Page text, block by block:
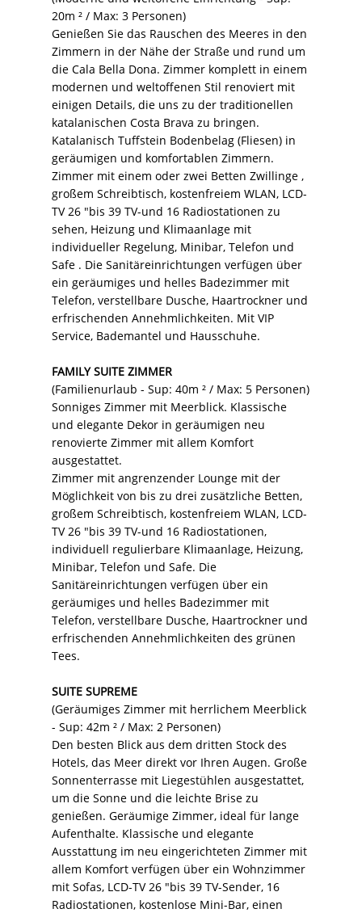
20m ² / Max: 3 Personen)
Genießen Sie das Rauschen des Meeres in den
Zimmern in der Nähe der Straße und rund um
die Cala Bella Dona. Zimmer komplett in einem
modernen und weltoffenen Stil renoviert mit
einigen Details, die uns zu der traditionellen
katalanischen Costa Brava zu bringen.
Katalanisch Tuffstein Bodenbelag (Fliesen) in
geräumigen und komfortablen Zimmern.
Zimmer mit einem oder zwei Betten Zwillinge ,
großem Schreibtisch, kostenfreiem WLAN, LCD-
TV 26 "bis 39 TV-und 16 Radiostationen zu
sehen, Heizung und Klimaanlage mit
individueller Regelung, Minibar, Telefon und
Safe . Die Sanitäreinrichtungen verfügen über
ein geräumiges und helles Badezimmer mit
Telefon, verstellbare Dusche, Haartrockner und
erfrischenden Annehmlichkeiten. Mit VIP
Service, Bademantel und Hausschuhe.
FAMILY SUITE ZIMMER
(Familienurlaub - Sup: 40m ² / Max: 5 Personen)
Sonniges Zimmer mit Meerblick. Klassische
und elegante Dekor in geräumigen neu
renovierte Zimmer mit allem Komfort
ausgestattet.
Zimmer mit angrenzender Lounge mit der
Möglichkeit von bis zu drei zusätzliche Betten,
großem Schreibtisch, kostenfreiem WLAN, LCD-
TV 26 "bis 39 TV-und 16 Radiostationen,
individuell regulierbare Klimaanlage, Heizung,
Minibar, Telefon und Safe. Die
Sanitäreinrichtungen verfügen über ein
geräumiges und helles Badezimmer mit
Telefon, verstellbare Dusche, Haartrockner und
erfrischenden Annehmlichkeiten des grünen
Tees.
SUITE SUPREME
(Geräumiges Zimmer mit herrlichem Meerblick
- Sup: 42m ² / Max: 2 Personen)
Den besten Blick aus dem dritten Stock des
Hotels, das Meer direkt vor Ihren Augen. Große
Sonnenterrasse mit Liegestühlen ausgestattet,
um die Sonne und die leichte Brise zu
genießen. Geräumige Zimmer, ideal für lange
Aufenthalte. Klassische und elegante
Ausstattung im neu eingerichteten Zimmer mit
allem Komfort verfügen über ein Wohnzimmer
mit Sofas, LCD-TV 26 "bis 39 TV-Sender, 16
Radiostationen, kostenlose Mini-Bar, einen